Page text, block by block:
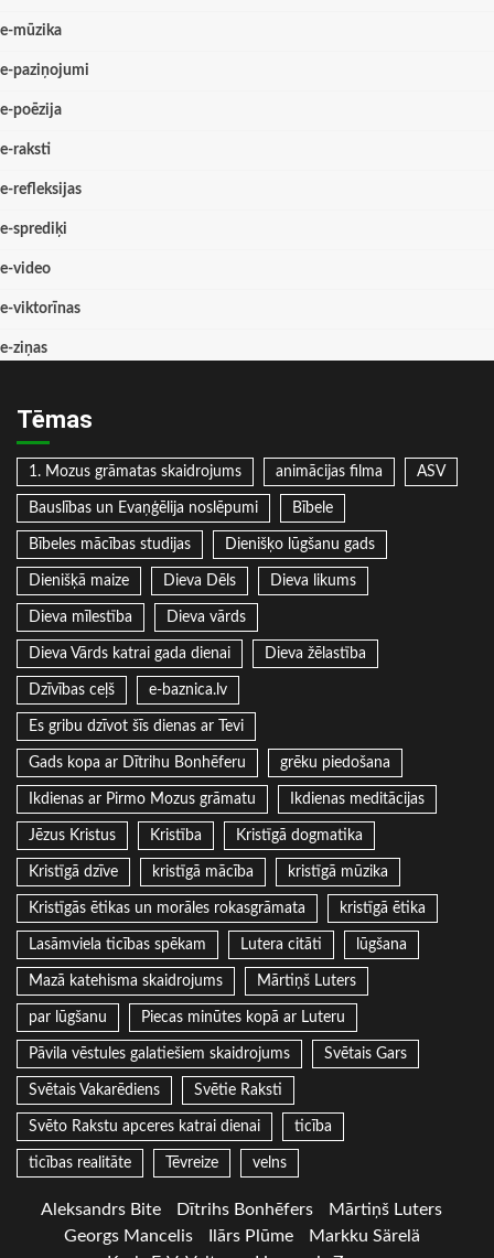
e-mūzika
e-paziņojumi
e-poēzija
e-raksti
e-refleksijas
e-sprediķi
e-video
e-viktorīnas
e-ziņas
Tēmas
1. Mozus grāmatas skaidrojums animācijas filma ASV
Bauslības un Evaņģēlija noslēpumi Bībele
Bībeles mācības studijas Dienišķo lūgšanu gads
Dienišķā maize Dieva Dēls Dieva likums
Dieva mīlestība Dieva vārds
Dieva Vārds katrai gada dienai Dieva žēlastība
Dzīvības ceļš e-baznica.lv
Es gribu dzīvot šīs dienas ar Tevi
Gads kopa ar Dītrihu Bonhēferu grēku piedošana
Ikdienas ar Pirmo Mozus grāmatu Ikdienas meditācijas
Jēzus Kristus Kristība Kristīgā dogmatika
Kristīgā dzīve kristīgā mācība kristīgā mūzika
Kristīgās ētikas un morāles rokasgrāmata kristīgā ētika
Lasāmviela ticības spēkam Lutera citāti lūgšana
Mazā katehisma skaidrojums Mārtiņš Luters
par lūgšanu Piecas minūtes kopā ar Luteru
Pāvila vēstules galatiešiem skaidrojums Svētais Gars
Svētais Vakarēdiens Svētie Raksti
Svēto Rakstu apceres katrai dienai ticība
ticības realitāte Tēvreize velns
Aleksandrs Bite Dītrihs Bonhēfers
Mārtiņš Luters
Georgs Mancelis
Ilārs Plūme
Markku Särelä